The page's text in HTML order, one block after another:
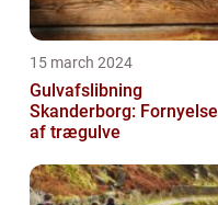
15 march 2024
Gulvafslibning
Skanderborg: Fornyelse
af trægulve